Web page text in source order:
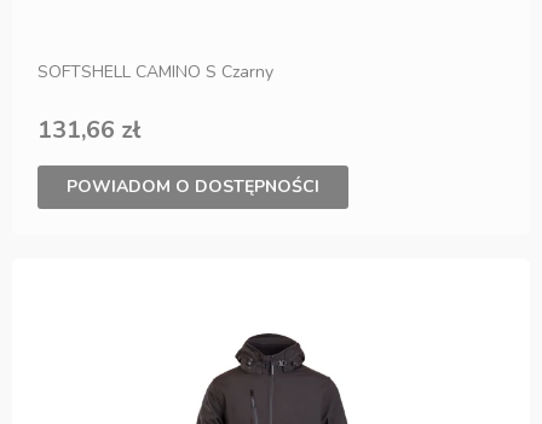
SOFTSHELL CAMINO S Czarny
131,66 zł
POWIADOM O DOSTĘPNOŚCI